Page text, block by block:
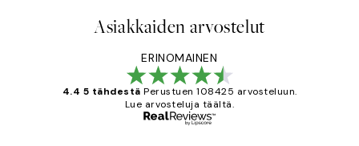
Asiakkaiden arvostelut
ERINOMAINEN
4.4 5 tähdestä Perustuen 108425 arvosteluun.
Lue arvosteluja täältä.